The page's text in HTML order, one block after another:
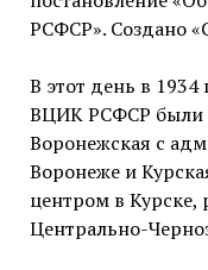
РСФСР». Создано
В этот день в
ВЦИК РСФСР были
Воронежская с
Воронеже и
центром в Курске,
Центрально-